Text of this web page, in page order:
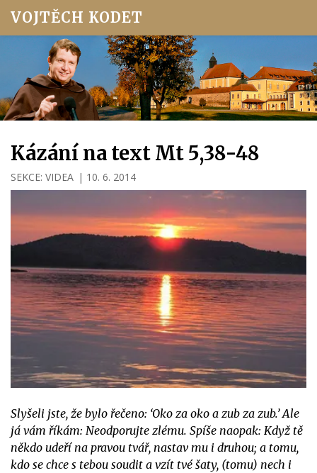
VOJTĚCH KODET
Kázání na text Mt 5,38-48
SEKCE: VIDEA | 10. 6. 2014
Slyšeli jste, že bylo řečeno: ‘Oko za oko a zub za zub.’ Ale
já vám říkám: Neodporujte zlému. Spíše naopak: Když tě
někdo udeří na pravou tvář, nastav mu i druhou; a tomu,
kdo se chce s tebou soudit a vzít tvé šaty, (tomu) nech i